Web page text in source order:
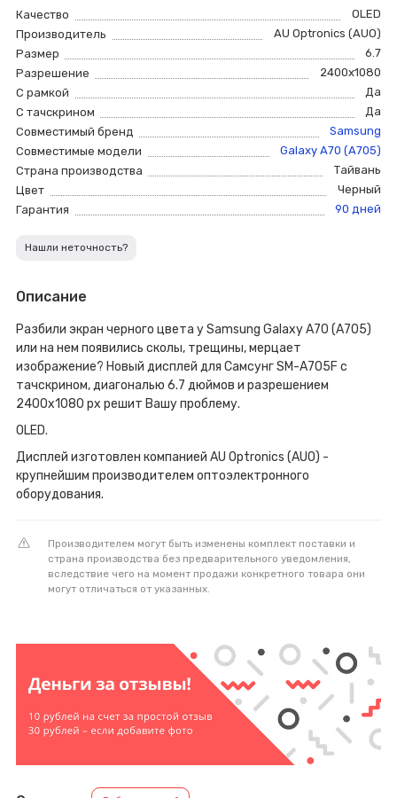
Качество
OLED
Производитель
AU Optronics (AUO)
Размер
6.7
Разрешение
2400x1080
С рамкой
Да
С тачскрином
Да
Совместимый бренд
Samsung
Совместимые модели
Galaxy A70 (A705)
Страна производства
Тайвань
Цвет
Черный
Гарантия
90 дней
Нашли неточность?
Описание
Разбили экран черного цвета у Samsung Galaxy A70 (A705)
или на нем появились сколы, трещины, мерцает
изображение? Новый дисплей для Самсунг SM-A705F с
тачскрином, диагональю 6.7 дюймов и разрешением
2400x1080 px решит Вашу проблему.
OLED.
Дисплей изготовлен компанией AU Optronics (AUO) -
крупнейшим производителем оптоэлектронного
оборудования.
Производителем могут быть изменены комплект поставки и
страна производства без предварительного уведомления,
вследствие чего на момент продажи конкретного товара они
могут отличаться от указанных.